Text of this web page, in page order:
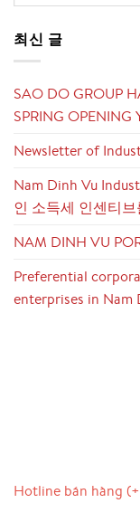
최신 글
SAO DO GROUP
SPRING OPENING
Newsletter of
Nam Dinh Vu
인 소득세 인센티
NAM DINH VU
Preferential
enterprises in Nam
Hotline bán hàng